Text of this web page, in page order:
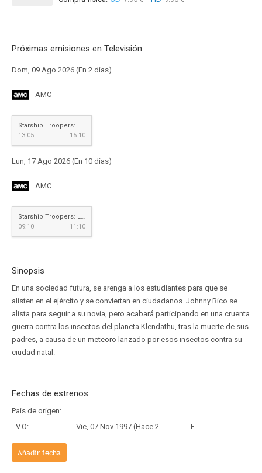
Próximas emisiones en Televisión
Dom, 09 Ago 2026 (En 2 días)
AMC
Starship Troopers: Las brigadas del espacio
13:05
15:10
Lun, 17 Ago 2026 (En 10 días)
AMC
Starship Troopers: Las brigadas del espacio
09:10
11:10
Sinopsis
En una sociedad futura, se arenga a los estudiantes para que se
alisten en el ejército y se conviertan en ciudadanos. Johnny Rico se
alista para seguir a su novia, pero acabará participando en una cruenta
guerra contra los insectos del planeta Klendathu, tras la muerte de sus
padres, a causa de un meteoro lanzado por esos insectos contra su
ciudad natal.
Fechas de estrenos
País de origen:
- V.O:
Vie, 07 Nov 1997 (Hace 28 años y 9 meses) Estreno
Añadir fecha